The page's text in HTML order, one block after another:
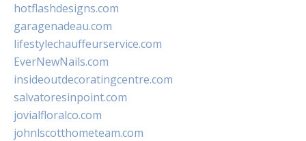
hotflashdesigns.com
garagenadeau.com
lifestylechauffeurservice.com
EverNewNails.com
insideoutdecoratingcentre.com
salvatoresinpoint.com
jovialfloralco.com
johnlscotthometeam.com